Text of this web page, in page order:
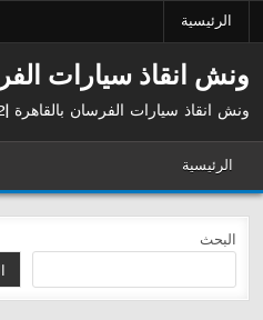
الرئيسية
ونش انقاذ سيارات الفرسان
ونش انقاذ سيارات الفرسان بالقاهرة |01282505052
الرئيسية
البحث